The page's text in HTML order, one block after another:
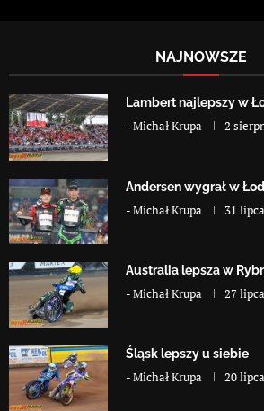
NAJNOWSZE
Lambert najlepszy w
-Michał Krupa 2
Andersen wygrał w
-Michał Krupa 31
Australia lepsza w
-Michał Krupa 27
Śląsk lepszy u siebie
-Michał Krupa 20